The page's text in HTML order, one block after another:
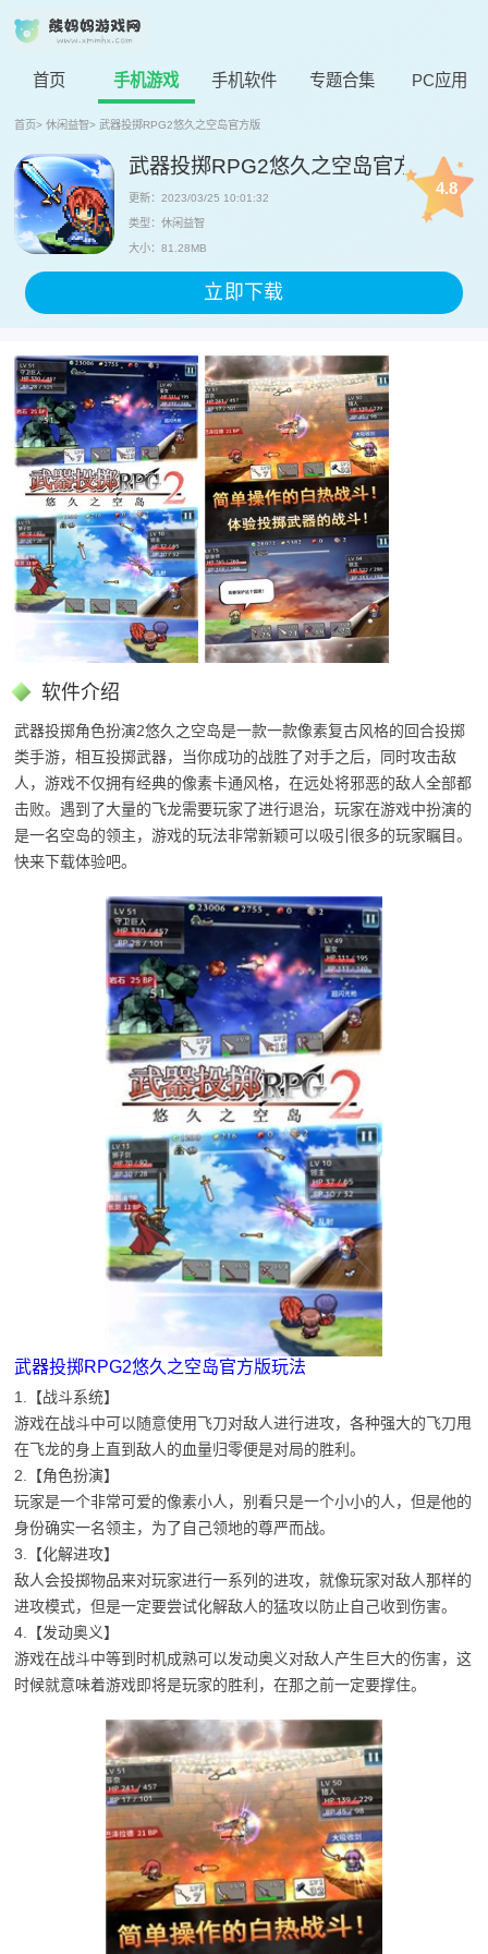
首页 手机游戏 手机软件 专题合集 PC应用
首页> 休闲益智> 武器投掷RPG2悠久之空岛官方版
武器投掷RPG2悠久之空岛官方版
更新：2023/03/25 10:01:32
类型：休闲益智
大小：81.28MB
4.8
立即下载
软件介绍
武器投掷角色扮演2悠久之空岛是一款一款像素复古风格的回合投掷
类手游，相互投掷武器，当你成功的战胜了对手之后，同时攻击敌
人，游戏不仅拥有经典的像素卡通风格，在远处将邪恶的敌人全部都
击败。遇到了大量的飞龙需要玩家了进行退治，玩家在游戏中扮演的
是一名空岛的领主，游戏的玩法非常新颖可以吸引很多的玩家瞩目。
快来下载体验吧。
武器投掷RPG2悠久之空岛官方版玩法
1.【战斗系统】
游戏在战斗中可以随意使用飞刀对敌人进行进攻，各种强大的飞刀甩
在飞龙的身上直到敌人的血量归零便是对局的胜利。
2.【角色扮演】
玩家是一个非常可爱的像素小人，别看只是一个小小的人，但是他的
身份确实一名领主，为了自己领地的尊严而战。
3.【化解进攻】
敌人会投掷物品来对玩家进行一系列的进攻，就像玩家对敌人那样的
进攻模式，但是一定要尝试化解敌人的猛攻以防止自己收到伤害。
4.【发动奥义】
游戏在战斗中等到时机成熟可以发动奥义对敌人产生巨大的伤害，这
时候就意味着游戏即将是玩家的胜利，在那之前一定要撑住。